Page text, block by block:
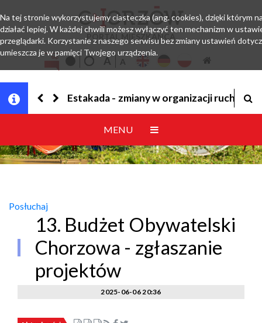
PORTAL MIESZKAŃCA
Jesteśmy w EZD
MENU
Posłuchaj
13. Budżet Obywatelski
Chorzowa - zgłaszanie
projektów
2025-06-06 20:36
Na tej stronie wykorzystujemy ciasteczka (ang. cookies), dzięki którym
działać lepiej. W każdej chwili możesz wyłączyć ten mechanizm w
przeglądarki. Korzystanie z naszego serwisu bez zmiany ustawień
umieszcza je w pamięci Twojego urządzenia.